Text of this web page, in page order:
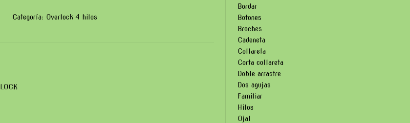
SUNSURE
Categoría: Overlock 4 hilos
Bordar
Botones
Broches
Cadeneta
Collareta
Corta collareta
Doble arrastre
Dos agujas
Familiar
Hilos
Ojal